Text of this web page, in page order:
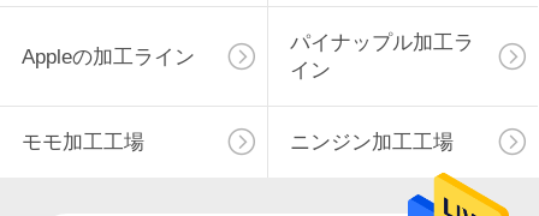
さ
い
Appleの加工ライン
パイナップル加工ラ
イン
モモ加工工場 ニンジン加工工場